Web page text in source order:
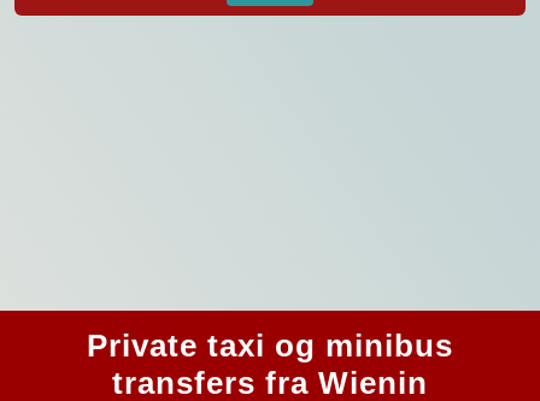
Private taxi og minibus
transfers fra Wienin